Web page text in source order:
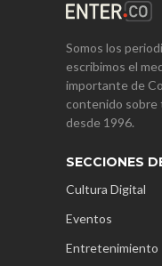
Somos los
escribimos el
importante de
contenido sobre
desde 1996.
SECCIONES
Cultura Digital
Eventos
Entretenimiento